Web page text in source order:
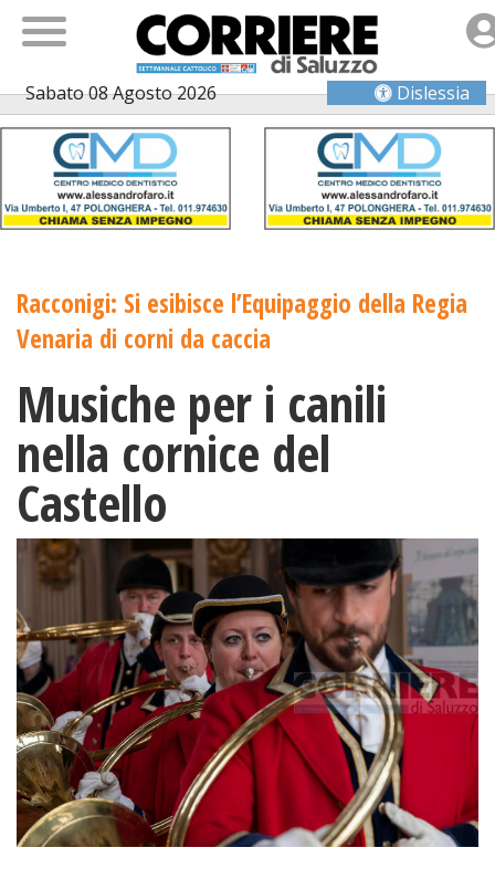
Sabato 08 Agosto 2026 Dislessia
Racconigi: Si esibisce l’Equipaggio della Regia
Venaria di corni da caccia
Musiche per i canili
nella cornice del
Castello